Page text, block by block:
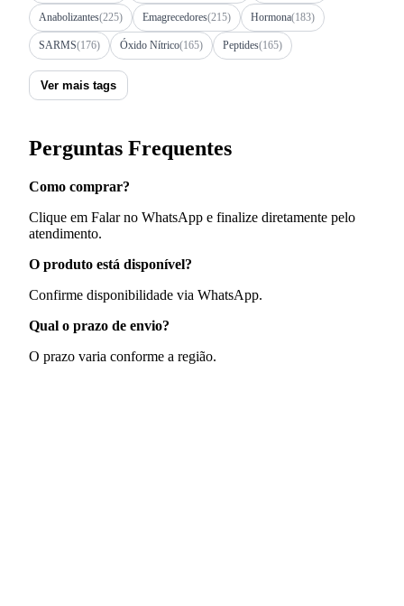
Anabolizantes(225) Emagrecedores(215) Hormona(183)
SARMS(176) Óxido Nítrico(165) Peptides(165)
Ver mais tags
Perguntas Frequentes
Como comprar?
Clique em Falar no WhatsApp e finalize diretamente pelo
atendimento.
O produto está disponível?
Confirme disponibilidade via WhatsApp.
Qual o prazo de envio?
O prazo varia conforme a região.